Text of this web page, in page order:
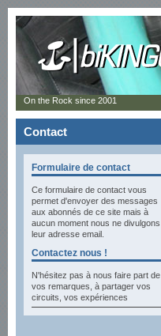
Contact
Formulaire de contact
Ce formulaire de contact vous
permet d'envoyer des messages
aux abonnés de ce site mais à
aucun moment nous ne divulgons
leur adresse email.
Contactez nous !
N'hésitez pas à nous faire part de
vos remarques, à partager vos
circuits, vos expériences
On the Rock since 2001